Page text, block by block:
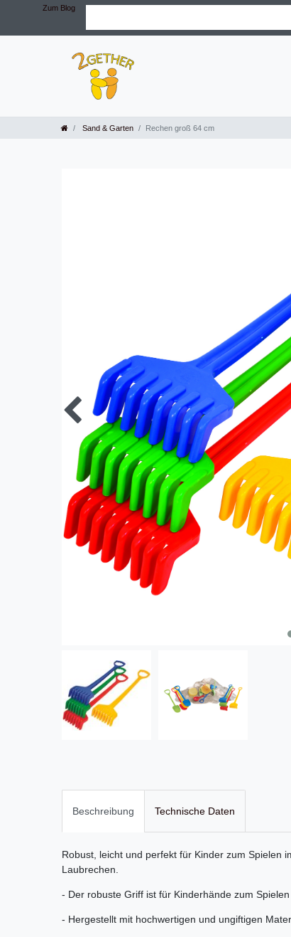
Zum Blog
Sand & Garten Rechen groß 64 cm
Beschreibung Technische Daten
Robust, leicht und perfekt für Kinder zum Spielen
Laubrechen.
- Der robuste Griff ist für Kinderhände zum
- Hergestellt mit hochwertigen und ungiftigen